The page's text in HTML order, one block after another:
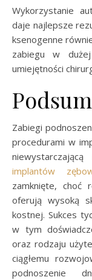
Wykorzystanie
daje najlepsze
ksenogenne
zabiegu w
umiejętności
Zabiegi
procedurami w
implantów
zamknięte, choć
oferują wysoką
kostnej. Sukces
w tym
oraz rodzaju
ciągłemu
podnoszenie